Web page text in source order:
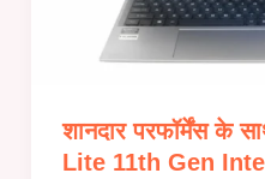
शानदार परफॉर्मेंस के
Lite 11th Gen